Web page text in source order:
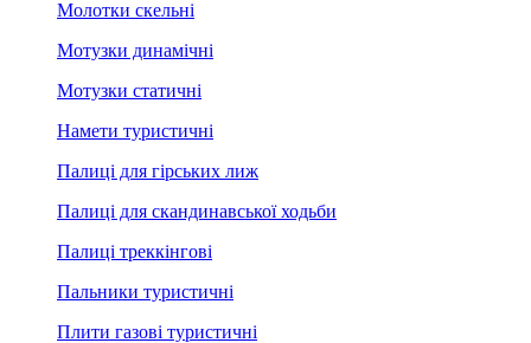
Молотки скельні
Мотузки динамічні
Мотузки статичні
Намети туристичні
Палиці для гірських лиж
Палиці для скандинавської ходьби
Палиці треккінгові
Пальники туристичні
Плити газові туристичні